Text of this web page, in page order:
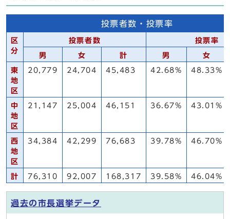
投票者数・投票率
区
分
投票者数 投票率
男 女 計 男 女
東
地
区
20,779 24,704 45,483 42.68% 48.33%
中
地
区
21,147 25,004 46,151 36.67% 43.01%
西
地
区
34,384 42,299 76,683 39.78% 46.70%
計 76,310 92,007 168,317 39.58% 46.04%
過去の市長選挙データ